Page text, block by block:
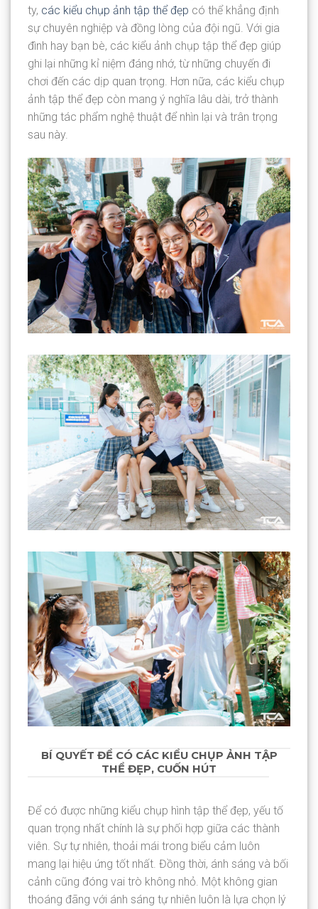
ty, các kiểu chụp ảnh tập thể đẹp có thể khẳng định
sự chuyên nghiệp và đồng lòng của đội ngũ. Với gia
đình hay bạn bè, các kiểu ảnh chụp tập thể đẹp giúp
ghi lại những kỉ niệm đáng nhớ, từ những chuyến đi
chơi đến các dịp quan trọng. Hơn nữa, các kiểu chụp
ảnh tập thể đẹp còn mang ý nghĩa lâu dài, trở thành
những tác phẩm nghệ thuật để nhìn lại và trân trọng
sau này.
BÍ QUYẾT ĐỂ CÓ CÁC KIỂU CHỤP ẢNH TẬP
THỂ ĐẸP, CUỐN HÚT
Để có được những kiểu chụp hình tập thể đẹp, yếu tố
quan trọng nhất chính là sự phối hợp giữa các thành
viên. Sự tự nhiên, thoải mái trong biểu cảm luôn
mang lại hiệu ứng tốt nhất. Đồng thời, ánh sáng và bối
cảnh cũng đóng vai trò không nhỏ. Một không gian
thoáng đãng với ánh sáng tự nhiên luôn là lựa chọn lý